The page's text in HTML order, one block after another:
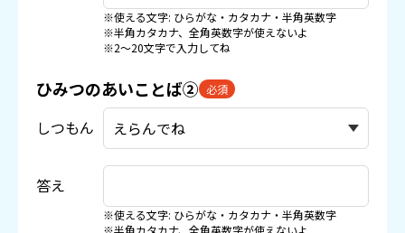
※使える文字: ひらがな・カタカナ・半角英数字
※半角カタカナ、全角英数字が使えないよ
※2〜20文字で入力してね
ひみつのあいことば② 必須
しつもん
答え
※使える文字: ひらがな・カタカナ・半角英数字